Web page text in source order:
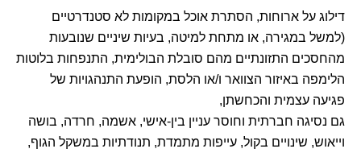
דילוג על ארוחות, הסתרת אוכל במקומות לא סטנדרטיים
(למשל במגירה, או מתחת למיטה, בעיות שיניים שנובעות
מהחסכים התזונתיים מהם סובלת הבולימית, התנפחות בלוטות
הלימפה באיזור הצוואר ו/או הלסת, הופעת התנהגויות של
פגיעה עצמית והכחשתן,
גם נסיגה חברתית וחוסר עניין בין-אישי, אשמה, חרדה, בושה
וייאוש, שינויים בקול, עייפות מתמדת, תנודתיות במשקל הגוף,